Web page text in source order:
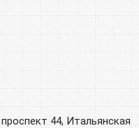
44, Итальянская